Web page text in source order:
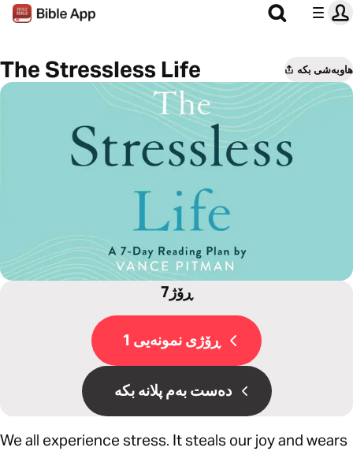
The Stressless Life هاوبەشی بکە
7ڕۆژ
ڕۆژی نمونەیی 1
دەست بەم پلانە بکە
We all experience stress. It steals our joy and wears